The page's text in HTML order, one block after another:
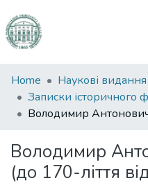
Communities
&
Collections
Statistics
Home
Володимир
(до 170-ліття